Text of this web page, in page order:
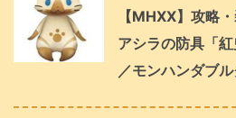
【MHXX】攻略
アシラの防具「
／モンハンダブ